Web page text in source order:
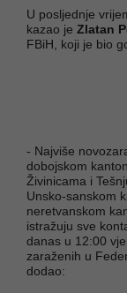
U posljednje
kazao je Zlatan
FBiH, koji je bio
- Najviše
dobojskom
Živinicama i
Unsko-sanskom
neretvanskom
istražuju sve
danas u 12:00
zaraženih u
dodao: